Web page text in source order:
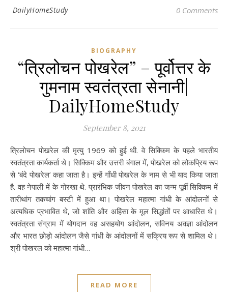
DailyHomeStudy 0 Comments
BIOGRAPHY
“त्रिलोचन पोखरेल” – पूर्वोत्तर के
गुमनाम स्वतंत्रता सेनानी|
DailyHomeStudy
September 8, 2021
त्रिलोचन पोखरेल की मृत्यु 1969 को हुई थी. वे सिक्किम के पहले भारतीय
स्वतंत्रता कार्यकर्ता थे। सिक्किम और उत्तरी बंगाल में, पोखरेल को लोकप्रिय रूप
से ‘बंदे पोखरेल’ कहा जाता है। इन्हें गाँधी पोखरेल के नाम से भी याद किया जाता
है. वह नेपाली में के गोरखा थे. प्रारंभिक जीवन पोखरेल का जन्म पूर्वी सिक्किम में
तारीथांग तकचांग बस्टी में हुआ था। पोखरेल महात्मा गांधी के आंदोलनों से
अत्यधिक प्रभावित थे, जो शांति और अहिंसा के मूल सिद्धांतों पर आधारित थे।
स्वतंत्रता संग्राम में योगदान वह असहयोग आंदोलन, सविनय अवज्ञा आंदोलन
और भारत छोड़ो आंदोलन जैसे गांधी के आंदोलनों में सक्रिय रूप से शामिल थे।
श्री पोखरल को महात्मा गांधी…
READ MORE